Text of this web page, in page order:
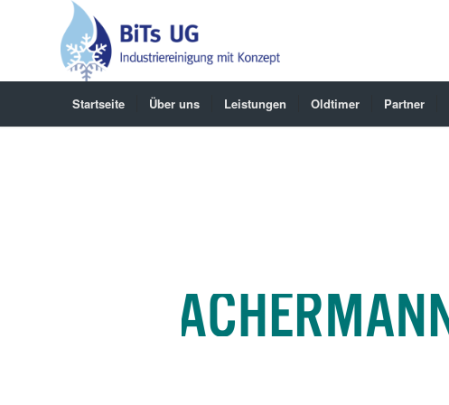
Startseite Über uns Leistungen Oldtimer Partner